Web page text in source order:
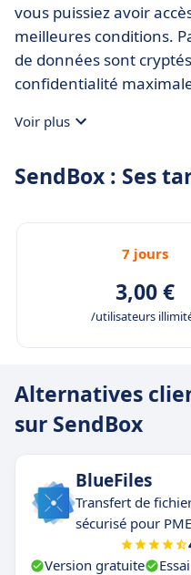
vous puissiez avoir
meilleures conditions.
de données sont
confidentialité
Voir plus
SendBox : Ses
7 jours
3,00 €
/utilisateurs
Alternatives
sur SendBox
BlueFiles
Transfert de
sécurisé pour
Version gratuite